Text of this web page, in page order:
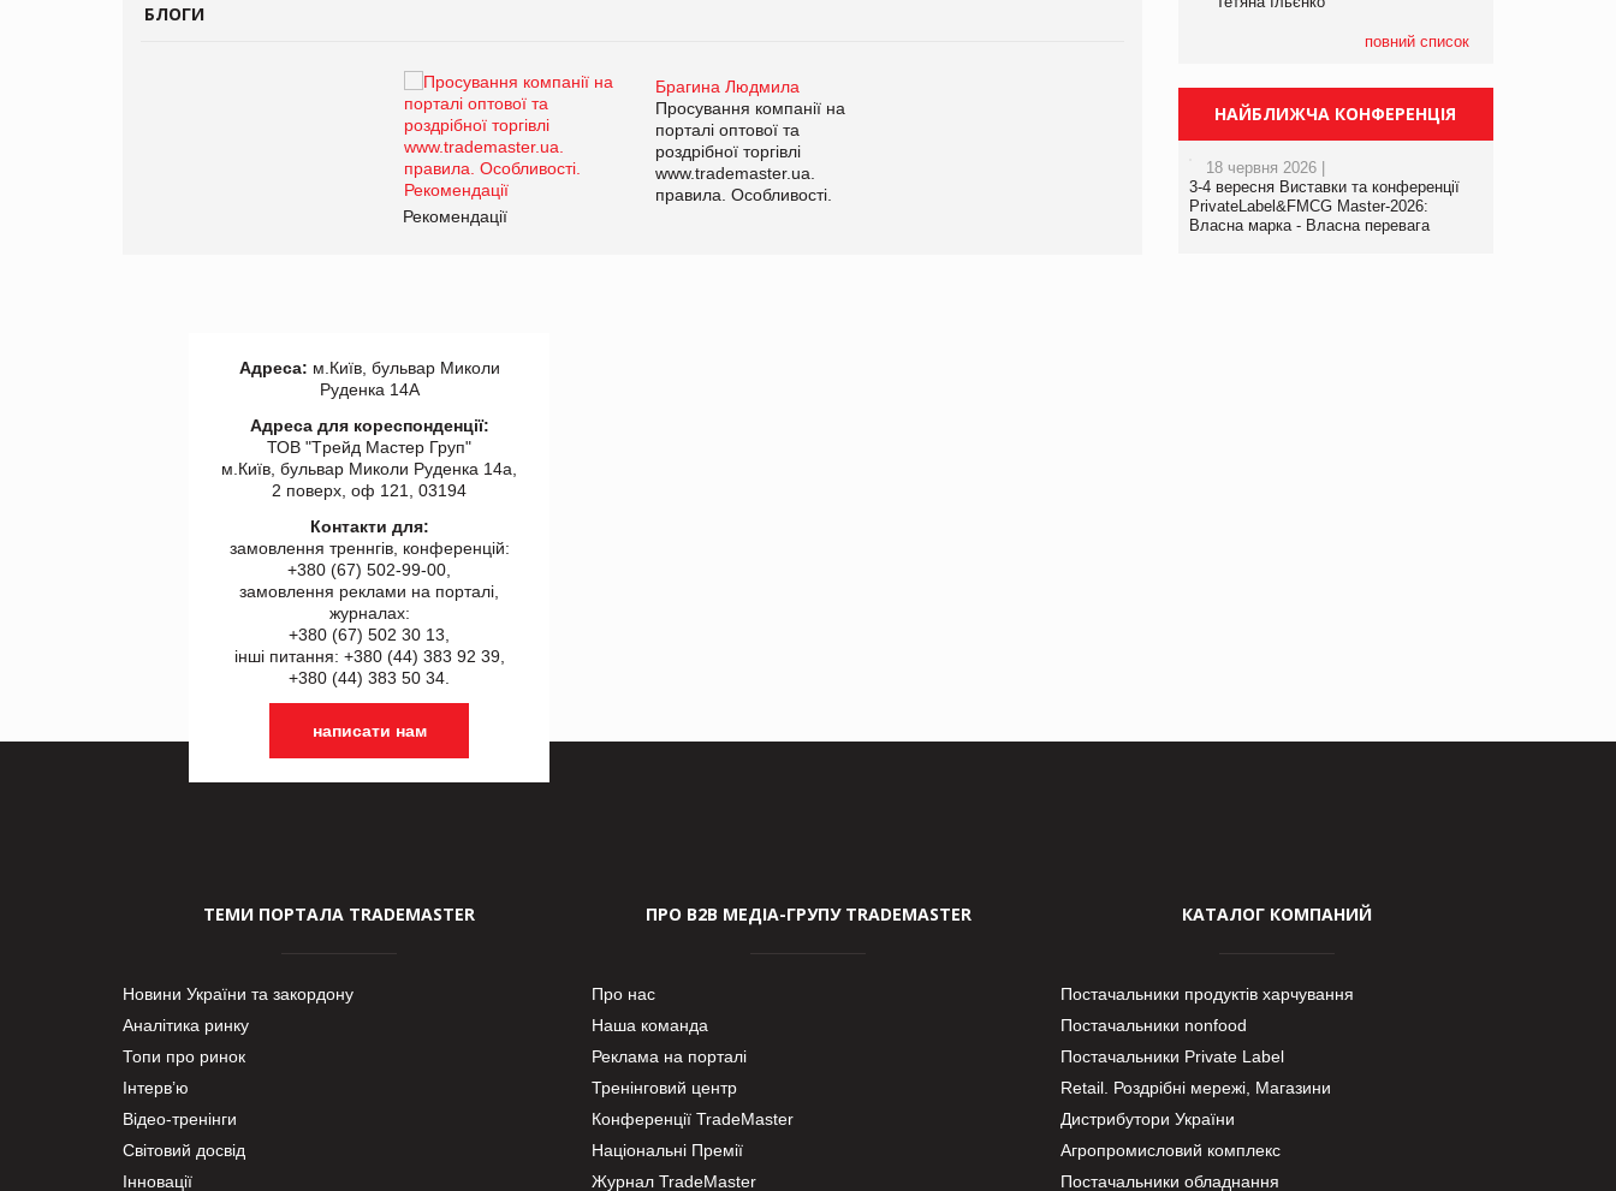
БЛОГИ
Брагина Людмила
Просування компанії на
порталі оптової та
роздрібної торгівлі
www.trademaster.ua.
правила. Особливості.
Рекомендації
Брагина Людмила
Просування компанії на
www.trademaster.ua.
правила. Особливості.
повний список
НАЙБЛИЖЧА КОНФЕРЕНЦІЯ
18 червня 2026 |
3-4 вересня Виставки та конференції
PrivateLabel&FMCG Master-2026:
Власна марка - Власна перевага
Адреса: м.Київ, бульвар Миколи
Руденка 14А
Адреса для кореспонденції:
ТОВ "Tрейд Мастер Груп"
м.Київ, бульвар Миколи Руденка 14а,
2 поверх, оф 121, 03194
Контакти для:
замовлення треннгів, конференцій:
+380 (67) 502-99-00,
замовлення реклами на порталі,
журналах:
+380 (67) 502 30 13,
інші питання: +380 (44) 383 92 39,
+380 (44) 383 50 34.
написати нам
ТЕМИ ПОРТАЛА TRADEMASTER
Новини України та закордону
Аналітика ринку
Топи про ринок
Інтерв’ю
Відео-тренінги
Світовий досвід
Інновації
ПРО В2В МЕДІА-ГРУПУ TRADEMASTER
Про нас
Наша команда
Реклама на порталі
Тренінговий центр
Конференції TradeMaster
Національні Премії
Журнал TradeMaster
КАТАЛОГ КОМПАНИЙ
Постачальники продуктів харчування
Постачальники nonfood
Постачальники Private Label
Retail. Роздрібні мережі, Магазини
Дистрибутори України
Агропромисловий комплекс
Постачальники обладнання